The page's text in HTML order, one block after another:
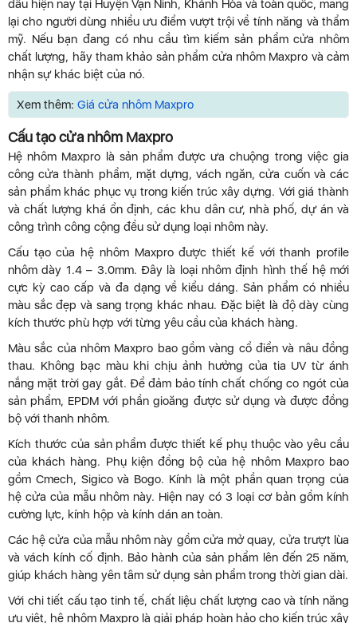
đầu hiện nay tại Huyện Vạn Ninh, Khánh Hòa và toàn quốc, mang
lại cho người dùng nhiều ưu điểm vượt trội về tính năng và thẩm
mỹ. Nếu bạn đang có nhu cầu tìm kiếm sản phẩm cửa nhôm
chất lượng, hãy tham khảo sản phẩm cửa nhôm Maxpro và cảm
nhận sự khác biệt của nó.
Xem thêm: Giá cửa nhôm Maxpro
Cấu tạo cửa nhôm Maxpro
Hệ nhôm Maxpro là sản phẩm được ưa chuộng trong việc gia
công cửa thành phẩm, mặt dựng, vách ngăn, cửa cuốn và các
sản phẩm khác phục vụ trong kiến trúc xây dựng. Với giá thành
và chất lượng khá ổn định, các khu dân cư, nhà phố, dự án và
công trình công cộng đều sử dụng loại nhôm này.
Cấu tạo của hệ nhôm Maxpro được thiết kế với thanh profile
nhôm dày 1.4 – 3.0mm. Đây là loại nhôm định hình thế hệ mới
cực kỳ cao cấp và đa dạng về kiểu dáng. Sản phẩm có nhiều
màu sắc đẹp và sang trọng khác nhau. Đặc biệt là độ dày cùng
kích thước phù hợp với từng yêu cầu của khách hàng.
Màu sắc của nhôm Maxpro bao gồm vàng cổ điển và nâu đồng
thau. Không bạc màu khi chịu ảnh hưởng của tia UV từ ánh
nắng mặt trời gay gắt. Để đảm bảo tính chất chống co ngót của
sản phẩm, EPDM với phần gioăng được sử dụng và được đồng
bộ với thanh nhôm.
Kích thước của sản phẩm được thiết kế phụ thuộc vào yêu cầu
của khách hàng. Phụ kiện đồng bộ của hệ nhôm Maxpro bao
gồm Cmech, Sigico và Bogo. Kính là một phần quan trọng của
hệ cửa của mẫu nhôm này. Hiện nay có 3 loại cơ bản gồm kính
cường lực, kính hộp và kính dán an toàn.
Các hệ cửa của mẫu nhôm này gồm cửa mở quay, cửa trượt lùa
và vách kính cố định. Bảo hành của sản phẩm lên đến 25 năm,
giúp khách hàng yên tâm sử dụng sản phẩm trong thời gian dài.
Với chi tiết cấu tạo tinh tế, chất liệu chất lượng cao và tính năng
ưu việt, hệ nhôm Maxpro là giải pháp hoàn hảo cho kiến trúc xây